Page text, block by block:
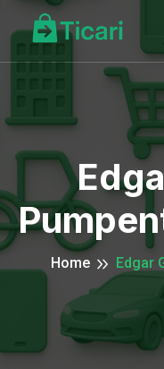
Home Edgar